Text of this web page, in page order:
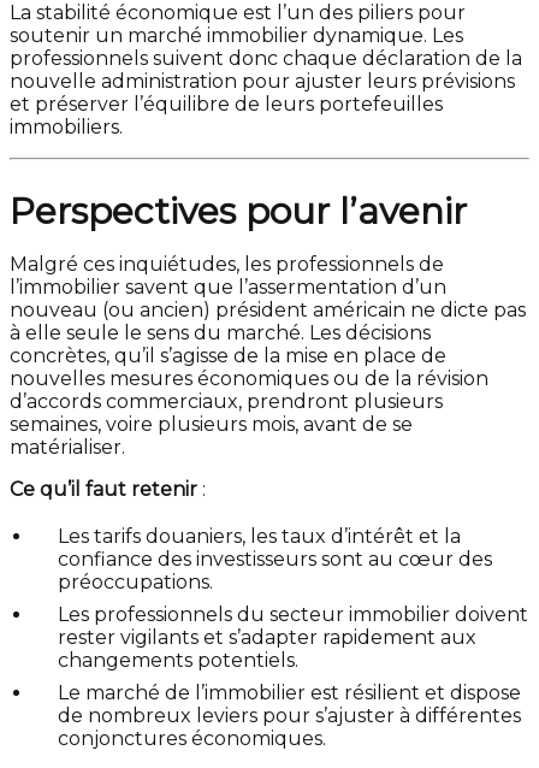
La stabilité économique est l’un des piliers pour
soutenir un marché immobilier dynamique. Les
professionnels suivent donc chaque déclaration de la
nouvelle administration pour ajuster leurs prévisions
et préserver l’équilibre de leurs portefeuilles
immobiliers.
Perspectives pour l’avenir
Malgré ces inquiétudes, les professionnels de
l’immobilier savent que l’assermentation d’un
nouveau (ou ancien) président américain ne dicte pas
à elle seule le sens du marché. Les décisions
concrètes, qu’il s’agisse de la mise en place de
nouvelles mesures économiques ou de la révision
d’accords commerciaux, prendront plusieurs
semaines, voire plusieurs mois, avant de se
matérialiser.
Ce qu’il faut retenir :
Les tarifs douaniers, les taux d’intérêt et la
confiance des investisseurs sont au cœur des
préoccupations.
Les professionnels du secteur immobilier doivent
rester vigilants et s’adapter rapidement aux
changements potentiels.
Le marché de l’immobilier est résilient et dispose
de nombreux leviers pour s’ajuster à différentes
conjonctures économiques.